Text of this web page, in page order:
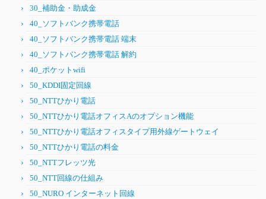
30_補助金・助成金
40_ソフトバンク携帯電話
40_ソフトバンク携帯電話 端末
40_ソフトバンク携帯電話 解約
40_ポケットwifi
50_KDDI固定回線
50_NTTひかり電話
50_NTTひかり電話オフィスAのオプション機能
50_NTTひかり電話オフィスタイプ用外線ゲートウェイ
50_NTTひかり電話の料金
50_NTTフレッツ光
50_NTT回線の仕組み
50_NURO インターネット回線